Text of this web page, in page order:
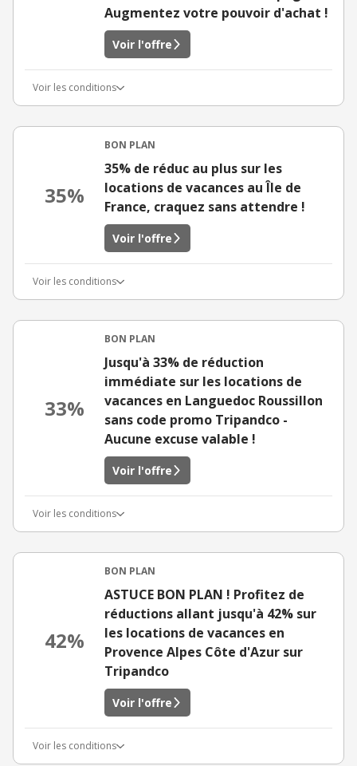
Augmentez votre pouvoir d'achat !
Voir l'offre
Voir les conditions
35%
BON PLAN
35% de réduc au plus sur les
locations de vacances au Île de
France, craquez sans attendre !
Voir l'offre
Voir les conditions
33%
BON PLAN
Jusqu'à 33% de réduction
immédiate sur les locations de
vacances en Languedoc Roussillon
sans code promo Tripandco -
Aucune excuse valable !
Voir l'offre
Voir les conditions
42%
BON PLAN
ASTUCE BON PLAN ! Profitez de
réductions allant jusqu'à 42% sur
les locations de vacances en
Provence Alpes Côte d'Azur sur
Tripandco
Voir l'offre
Voir les conditions